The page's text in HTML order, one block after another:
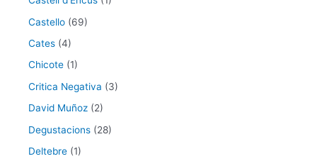
Castello (69)
Cates (4)
Chicote (1)
Critica Negativa (3)
David Muñoz (2)
Degustacions (28)
Deltebre (1)